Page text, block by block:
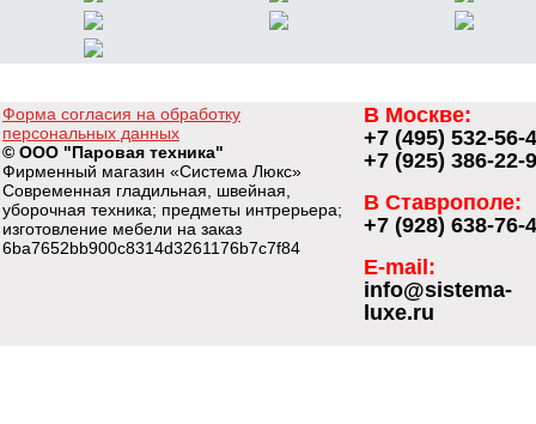
Форма согласия на обработку
персональных данных
© ООО "Паровая техника"
Фирменный магазин «Система Люкс»
Современная гладильная, швейная,
уборочная техника; предметы интрерьера;
изготовление мебели на заказ
6ba7652bb900c8314d3261176b7c7f84
В Москве:
+7 (495) 532-56-
+7 (925) 386-22-
В Ставрополе:
+7 (928) 638-76-
E-mail:
info@sistema-
luxe.ru